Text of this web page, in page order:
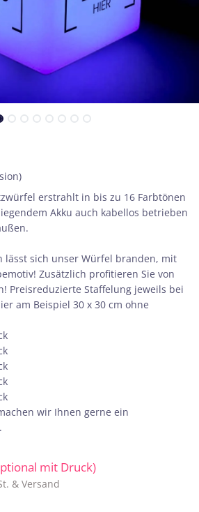
erstrahlt in bis zu 16 Farbtönen
Akku auch kabellos betrieben
lässt sich unser Würfel branden, mit
Zusätzlich profitieren Sie von
Preisreduzierte Staffelung jeweils bei
am Beispiel 30 x 30 cm ohne
wir Ihnen gerne ein
mit Druck)
& Versand